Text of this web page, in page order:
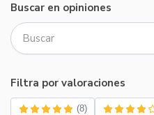
Buscar en opiniones
Filtra por valoraciones
(8)